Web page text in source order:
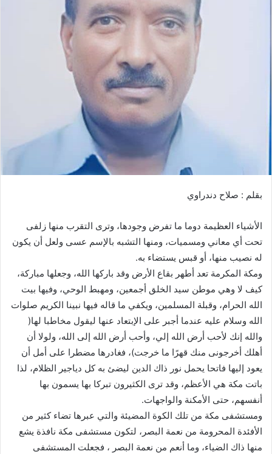
د
ت
ا
بقلم : صلاح دندراوي
الأشياء العظيمة دوما ما تفرض وجودها، وترى التقرب منها زلفى
تحت أي معاني ومسميات، ومنها التشبه بالإسم عسى ولعل أن يكون
له نصيب منها، أو قبس يستضاء به.
ومكة المكرمة تعد أطهر بقاع الأرض وقد باركها الله، وجعلها مباركة،
كيف لا وهي موطن سيد الخلق أجمعين، ومهبط الوحي، وفيها بيت
الله الحرام، وقبلة المسلمين، ويكفي ما قاله فيها نبينا الكريم صلوات
الله وسلام عليه عندما أجبر على الإبتعاد عنها ليقول مخاطبا لها(
والله إنك لأحب أرض الله إلي، وأحب أرض الله إلى الله، ولولا أن
أهلك أخرجونى منك قهرًا ما خرجت)، فغادرها مضطرا على أمل أن
يعود إليها فاتحا يحمل نور ذاك الدين ليضئ به كل دياجير الظلام، لذا
باتت مكة هي الأعظم، وقد ترى الكثيرون تبركا بها يسمون بها
أنفسهم، حتى الأمكنة والواجهات.
ومستشفى مكة من تلك الكوة المضيئة والتي عبرها تضاء كثير من
الأفئدة المحرومة من نعمة البصر، لتكون مستشفى مكة نافذة يشع
منها ذاك الضياء، وما أنعم من نعمة البصر ، فجعلت المستشفى